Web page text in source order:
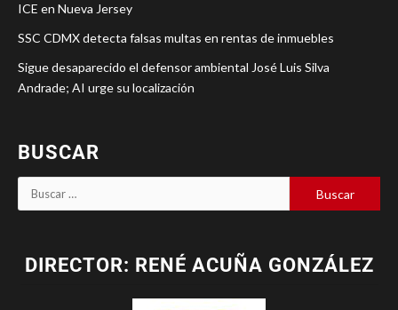
ICE en Nueva Jersey
SSC CDMX detecta falsas multas en rentas de inmuebles
Sigue desaparecido el defensor ambiental José Luis Silva
Andrade; AI urge su localización
BUSCAR
DIRECTOR: RENÉ ACUÑA GONZÁLEZ